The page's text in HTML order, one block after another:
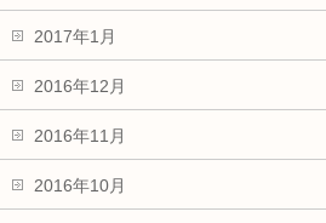
2017年1月
2016年12月
2016年11月
2016年10月